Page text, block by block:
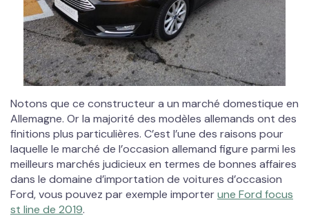
Notons que ce constructeur a un marché domestique en
Allemagne. Or la majorité des modèles allemands ont des
finitions plus particulières. C’est l’une des raisons pour
laquelle le marché de l’occasion allemand figure parmi les
meilleurs marchés judicieux en termes de bonnes affaires
dans le domaine d’importation de voitures d’occasion
Ford, vous pouvez par exemple importerune Ford focus
st line de 2019.